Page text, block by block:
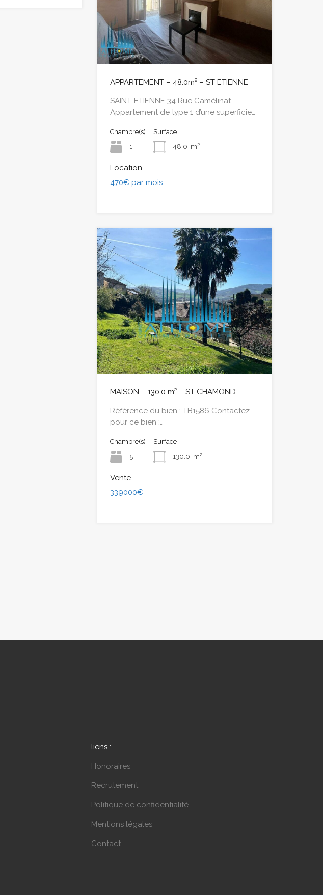
APPARTEMENT – 48.0m² – ST ETIENNE
SAINT-ETIENNE 34 Rue Camélinat
Appartement de type 1 d’une superficie…
Chambre(s)
1
Surface
48.0 m²
Location
470€ par mois
MAISON – 130.0 m² – ST CHAMOND
Référence du bien : TB1586 Contactez
pour ce bien :…
Chambre(s)
5
Surface
130.0 m²
Vente
339000€
liens :
Honoraires
Recrutement
Politique de confidentialité
Mentions légales
Contact